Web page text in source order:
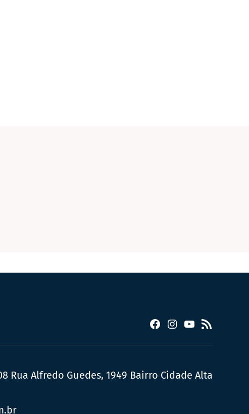
Facebook
Instagram
YouTube
RSS
Rua Alfredo Guedes, 1949 Bairro Cidade Alta